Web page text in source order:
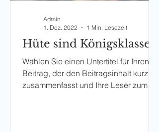
Hüte sind Königsklasse
Wählen Sie einen Untertitel für Ihren
Beitrag, der den Beitragsinhalt kurz
zusammenfasst und Ihre Leser zum
Admin
1. Dez. 2022
1 Min. Lesezeit